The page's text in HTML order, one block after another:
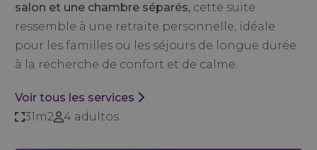
salon et une chambre séparés, cette suite
ressemble à une retraite personnelle, idéale
pour les familles ou les séjours de longue durée
à la recherche de confort et de calme.
Voir tous les services
31m2
4 adultos